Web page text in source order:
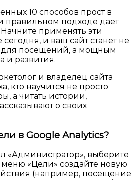
10 способов прост в
правильном подходе дает
применять эти
и ваш сайт станет не
для посещений, а мощным
и развития.
и владелец сайта
кто научится не просто
а читать истории,
о своих
в Google Analytics?
«Администратор», выберите
«Цели» создайте новую
(например, посещение